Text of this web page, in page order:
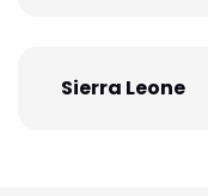
Sierra Leone